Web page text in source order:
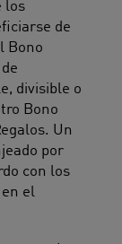
los
de
Bono
divisible o
Bono
Un
por
con los
el